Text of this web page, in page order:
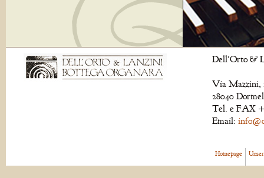
Dell'Orto &
Via Mazzini,
28040
Tel. e FAX
Email:
Homepage